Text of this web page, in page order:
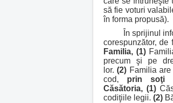
să fie voturi
în forma propusă).
În sprijinul
corespunzător, de
Familia,(1)
precum şi pe
lor.(2) Familia
cod, prin soţi
Căsătoria,(1)
codiţiile legii. (2)